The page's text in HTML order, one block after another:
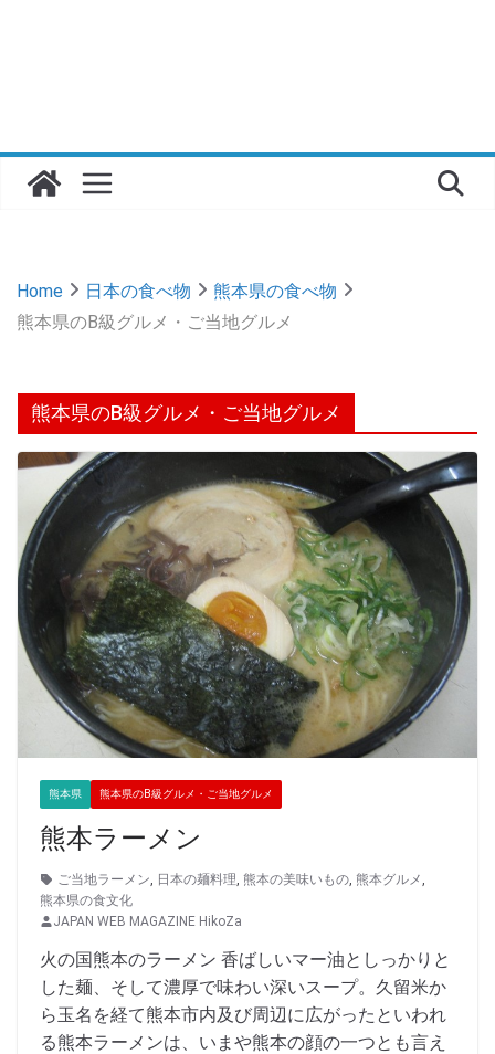
Home 日本の食べ物
熊本県の食べ物
熊本県のB級グルメ・ご当地グルメ
熊本県のB級グルメ・ご当地グルメ
熊本県 熊本県のB級グルメ・ご当地グルメ
熊本ラーメン
ご当地ラーメン, 日本の麺料理, 熊本の美味いもの, 熊本グルメ,
熊本県の食文化
JAPAN WEB MAGAZINE HikoZa
火の国熊本のラーメン 香ばしいマー油としっかりと
した麺、そして濃厚で味わい深いスープ。久留米か
ら玉名を経て熊本市内及び周辺に広がったといわれ
る熊本ラーメンは、いまや熊本の顔の一つとも言え